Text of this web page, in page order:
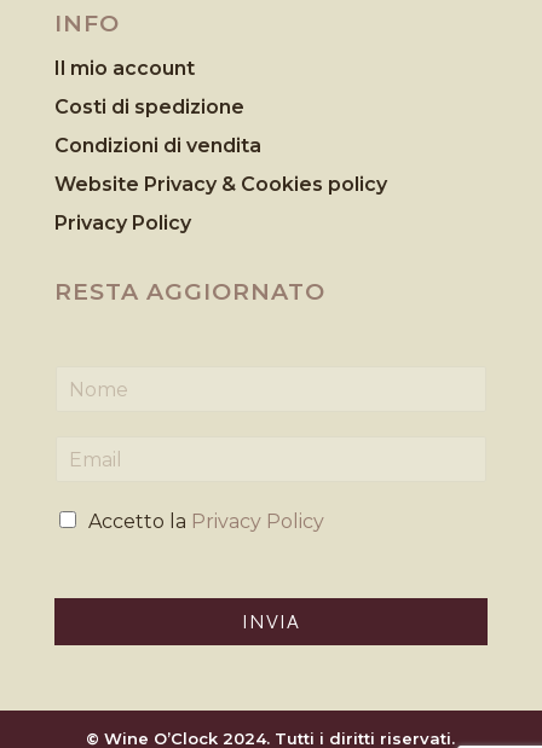
INFO
Il mio account
Costi di spedizione
Condizioni di vendita
Website Privacy & Cookies policy
Privacy Policy
RESTA AGGIORNATO
m
iP
Accetto la Privacy Policy
INVIA
© Wine O’Clock 2024. Tutti i diritti riservati.